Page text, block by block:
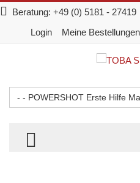
Beratung: +49 (0) 5181 - 27419
Login
Meine Bestellungen
- - POWERSHOT Erste Hilfe
TOGGLE